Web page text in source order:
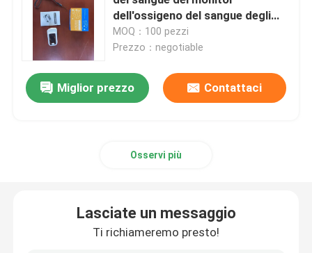
Monitor paziente portatile
monitor paziente multiparametro
Monitor cardiaco in terapia intensiva
dell'ossigeno del sangue degli
ossimetri di impulso del sangue
dell'ossimetro di impulso della
MOQ：100 pezzi
Prezzo：negotiable
Miglior prezzo Contattaci
Osservi più
Lasciate un messaggio
Ti richiameremo presto!